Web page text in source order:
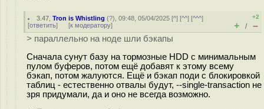
3.47 ,Tron is Whistling (?), 09:48, 05/04/2025 [^] [^^] [^^^]
[ответить] [к модератору]
+2
+ / –
> параллельно на ноде шли бэкапы
Сначала сунут базу на тормозные HDD с минимальным
пулом буферов, потом ещё добавят к этому всему
бэкап, потом жалуются. Ещё и бэкап поди с блокировкой
таблиц - естественно отвалы будут, --single-transaction не
зря придумали, да и оно не всегда возможно.